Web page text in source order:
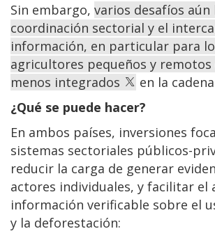
Sin embargo, varios desafíos
coordinación sectorial y el
información, en particular para
agricultores pequeños y remotos
menos integrados
en la
¿Qué se puede hacer?
En ambos países, inversiones
sistemas sectoriales públicos-
reducir la carga de generar
actores individuales, y facilitar el
información verificable sobre el
y la deforestación: